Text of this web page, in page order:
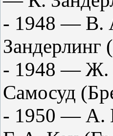
- 1948 — В.
Зандерлинг
- 1948 — Ж.
Самосуд
- 1950 — А.